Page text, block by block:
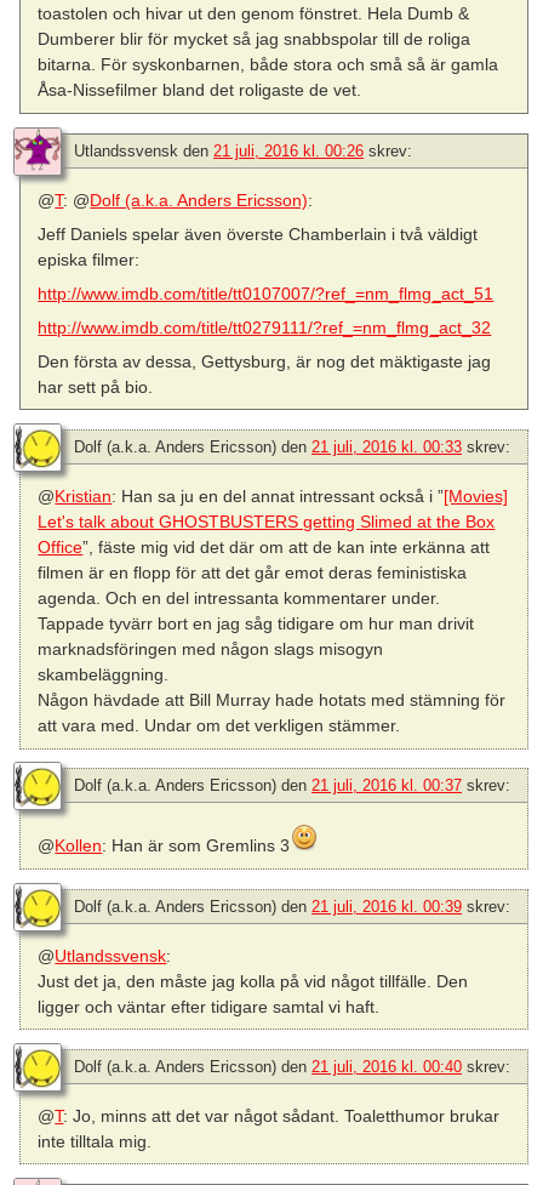
toastolen och hivar ut den genom fönstret. Hela Dumb &
Dumberer blir för mycket så jag snabbspolar till de roliga
bitarna. För syskonbarnen, både stora och små så är gamla
Åsa-Nissefilmer bland det roligaste de vet.
Utlandssvensk den 21 juli, 2016 kl. 00:26 skrev:
@T: @Dolf (a.k.a. Anders Ericsson):
Jeff Daniels spelar även överste Chamberlain i två väldigt
episka filmer:
http://www.imdb.com/title/tt0107007/?ref_=nm_flmg_act_51
http://www.imdb.com/title/tt0279111/?ref_=nm_flmg_act_32
Den första av dessa, Gettysburg, är nog det mäktigaste jag
har sett på bio.
Dolf (a.k.a. Anders Ericsson) den 21 juli, 2016 kl. 00:33 skrev:
@Kristian: Han sa ju en del annat intressant också i ”[Movies]
Let's talk about GHOSTBUSTERS getting Slimed at the Box
Office”, fäste mig vid det där om att de kan inte erkänna att
filmen är en flopp för att det går emot deras feministiska
agenda. Och en del intressanta kommentarer under.
Tappade tyvärr bort en jag såg tidigare om hur man drivit
marknadsföringen med någon slags misogyn
skambeläggning.
Någon hävdade att Bill Murray hade hotats med stämning för
att vara med. Undar om det verkligen stämmer.
Dolf (a.k.a. Anders Ericsson) den 21 juli, 2016 kl. 00:37 skrev:
@Kollen: Han är som Gremlins 3
Dolf (a.k.a. Anders Ericsson) den 21 juli, 2016 kl. 00:39 skrev:
@Utlandssvensk:
Just det ja, den måste jag kolla på vid något tillfälle. Den
ligger och väntar efter tidigare samtal vi haft.
Dolf (a.k.a. Anders Ericsson) den 21 juli, 2016 kl. 00:40 skrev:
@T: Jo, minns att det var något sådant. Toaletthumor brukar
inte tilltala mig.